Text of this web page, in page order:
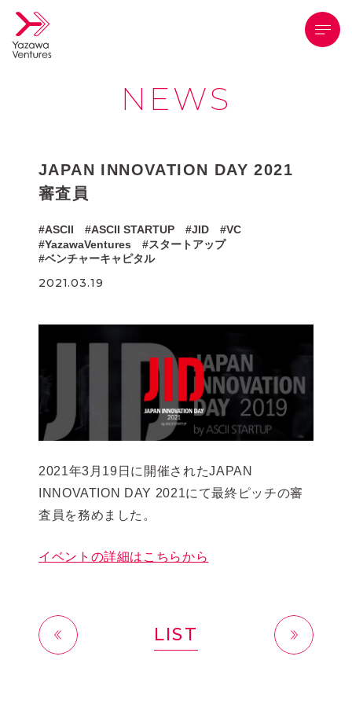
NEWS
JAPAN INNOVATION DAY 2021
審査員
ASCII ASCII STARTUP JID
VC
YazawaVentures
スタートアップ
ベンチャーキャピタル
2021.03.19
2021年3月19日に開催されたJAPAN
INNOVATION DAY 2021にて最終ピッチの審
査員を務めました。
イベントの詳細はこちらから
前へ LIST 次へ
メニ